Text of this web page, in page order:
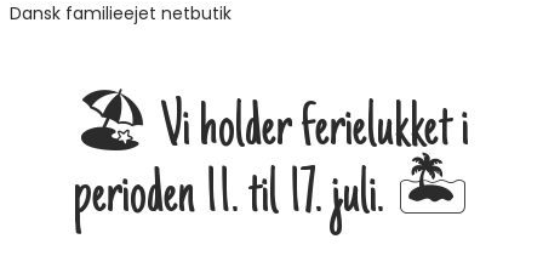
Dansk familieejet netbutik
🏖️ Vi holder ferielukket i
perioden 11. til 17. juli. 🏝️